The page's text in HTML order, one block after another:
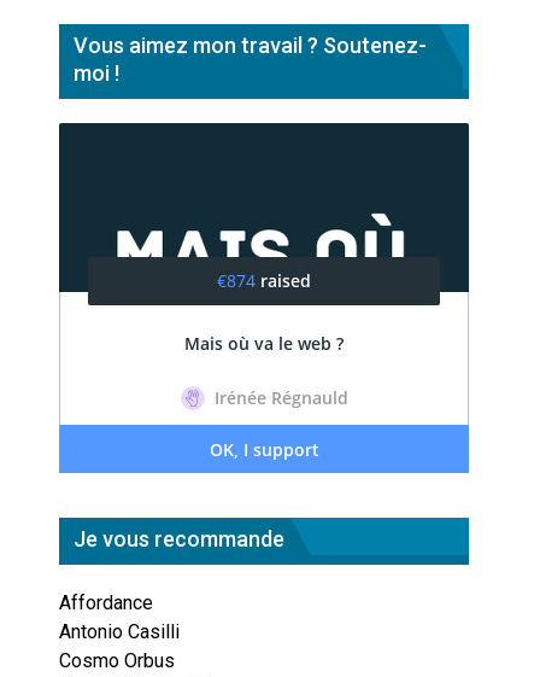
Vous aimez mon travail ? Soutenez-
moi !
Je vous recommande
Affordance
Antonio Casilli
Cosmo Orbus